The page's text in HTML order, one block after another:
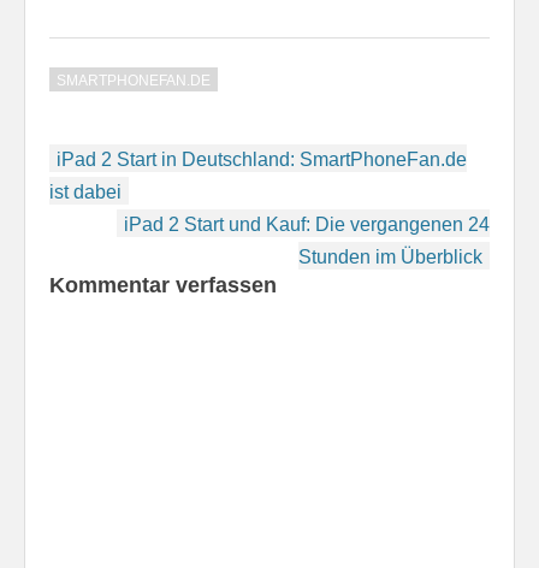
teltarif.de und aus
angesehen. Interessant
Windows Phone mit
das im Oktober
erhältlich sein soll.
SMARTPHONEFAN.DE
Beitragsnavigation
iPad 2 Start in Deutschland: SmartPhoneFan.de
ist dabei
iPad 2 Start und Kauf: Die vergangenen 24
Stunden im Überblick
Kommentar verfassen